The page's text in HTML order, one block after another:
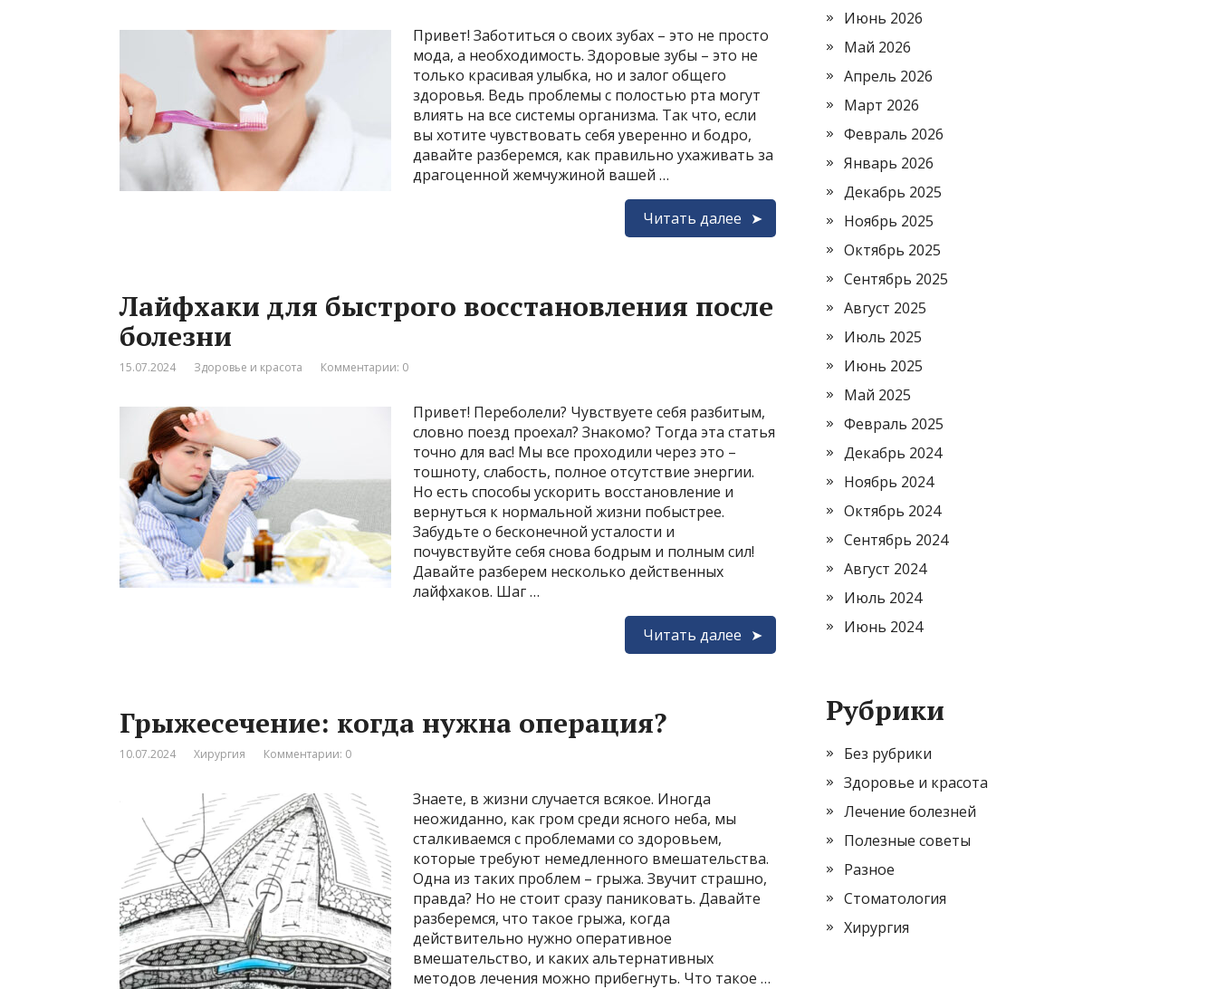
Привет! Заботиться о своих зубах – это не просто
мода, а необходимость. Здоровые зубы – это не
только красивая улыбка, но и залог общего
здоровья. Ведь проблемы с полостью рта могут
влиять на все системы организма. Так что, если
вы хотите чувствовать себя уверенно и бодро,
давайте разберемся, как правильно ухаживать за
драгоценной жемчужиной вашей …
Читать далее
Лайфхаки для быстрого восстановления после
болезни
15.07.2024 Здоровье и красота Комментарии: 0
Привет! Переболели? Чувствуете себя разбитым,
словно поезд проехал? Знакомо? Тогда эта статья
точно для вас! Мы все проходили через это –
тошноту, слабость, полное отсутствие энергии.
Но есть способы ускорить восстановление и
вернуться к нормальной жизни побыстрее.
Забудьте о бесконечной усталости и
почувствуйте себя снова бодрым и полным сил!
Давайте разберем несколько действенных
лайфхаков. Шаг …
Читать далее
Грыжесечение: когда нужна операция?
10.07.2024 Хирургия Комментарии: 0
Знаете, в жизни случается всякое. Иногда
неожиданно, как гром среди ясного неба, мы
сталкиваемся с проблемами со здоровьем,
которые требуют немедленного вмешательства.
Одна из таких проблем – грыжа. Звучит страшно,
правда? Но не стоит сразу паниковать. Давайте
разберемся, что такое грыжа, когда
действительно нужно оперативное
вмешательство, и каких альтернативных
методов лечения можно прибегнуть. Что такое …
Июнь 2026
Май 2026
Апрель 2026
Март 2026
Февраль 2026
Январь 2026
Декабрь 2025
Ноябрь 2025
Октябрь 2025
Сентябрь 2025
Август 2025
Июль 2025
Июнь 2025
Май 2025
Февраль 2025
Декабрь 2024
Ноябрь 2024
Октябрь 2024
Сентябрь 2024
Август 2024
Июль 2024
Июнь 2024
Рубрики
Без рубрики
Здоровье и красота
Лечение болезней
Полезные советы
Разное
Стоматология
Хирургия